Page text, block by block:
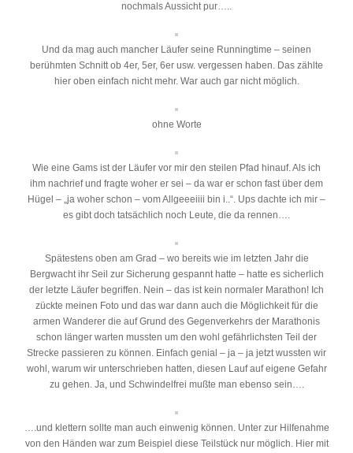
nochmals Aussicht pur…..
Und da mag auch mancher Läufer seine Runningtime – seinen
berühmten Schnitt ob 4er, 5er, 6er usw. vergessen haben. Das zählte
hier oben einfach nicht mehr. War auch gar nicht möglich.
ohne Worte
Wie eine Gams ist der Läufer vor mir den steilen Pfad hinauf. Als ich
ihm nachrief und fragte woher er sei – da war er schon fast über dem
Hügel – „ja woher schon – vom Allgeeeiiii bin i..“. Ups dachte ich mir –
es gibt doch tatsächlich noch Leute, die da rennen….
Spätestens oben am Grad – wo bereits wie im letzten Jahr die
Bergwacht ihr Seil zur Sicherung gespannt hatte – hatte es sicherlich
der letzte Läufer begriffen. Nein – das ist kein normaler Marathon! Ich
zückte meinen Foto und das war dann auch die Möglichkeit für die
armen Wanderer die auf Grund des Gegenverkehrs der Marathonis
schon länger warten mussten um den wohl gefährlichsten Teil der
Strecke passieren zu können. Einfach genial – ja – ja jetzt wussten wir
wohl, warum wir unterschrieben hatten, diesen Lauf auf eigene Gefahr
zu gehen. Ja, und Schwindelfrei mußte man ebenso sein….
….und klettern sollte man auch einwenig können. Unter zur Hilfenahme
von den Händen war zum Beispiel diese Teilstück nur möglich. Hier mit